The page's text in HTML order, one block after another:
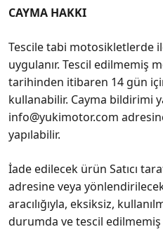
CAYMA HAKKI
Tescile tabi motosikletlerde
uygulanır. Tescil edilmemiş
tarihinden itibaren 14 gün
kullanabilir. Cayma bildirimi
info@yukimotor.com
yapılabilir.
İade edilecek ürün Satıcı
adresine veya
aracılığıyla, eksiksiz,
durumda ve tescil